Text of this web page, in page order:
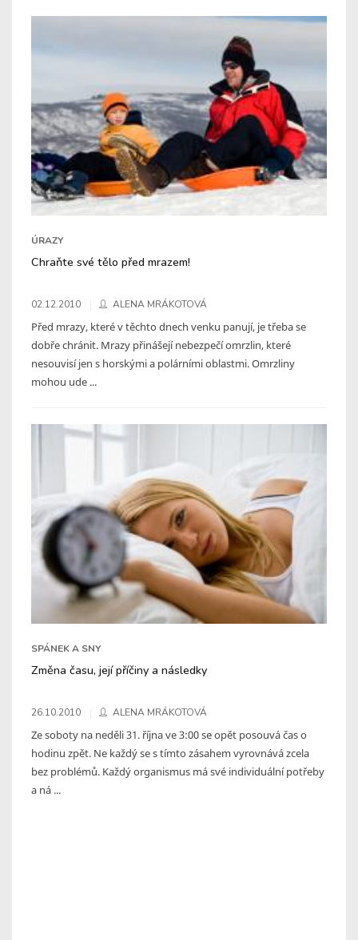
ÚRAZY
Chraňte své tělo před mrazem!
02.12.2010 ALENA MRÁKOTOVÁ
Před mrazy, které v těchto dnech venku panují, je třeba se
dobře chránit. Mrazy přinášejí nebezpečí omrzlin, které
nesouvisí jen s horskými a polárními oblastmi. Omrzliny
mohou ude ...
SPÁNEK A SNY
Změna času, její příčiny a následky
26.10.2010 ALENA MRÁKOTOVÁ
Ze soboty na neděli 31. října ve 3:00 se opět posouvá čas o
hodinu zpět. Ne každý se s tímto zásahem vyrovnává zcela
bez problémů. Každý organismus má své individuální potřeby
a ná ...